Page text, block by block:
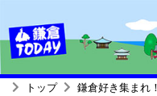
トップ 鎌倉好き集まれ！